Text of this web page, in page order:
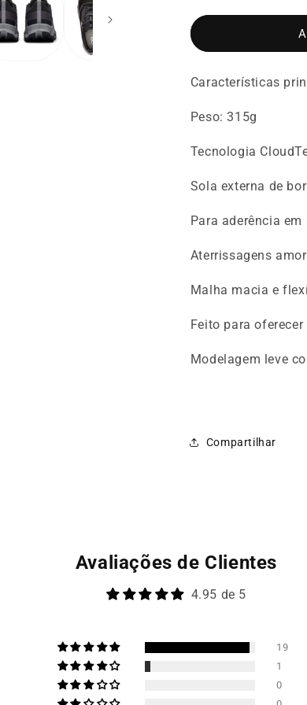
quantidade
Tênis
Running
Masculino
Características
Peso: 315g
Tecnologia
Sola externa de
Para aderência
Aterrissagens
Malha macia e
Feito para
Modelagem leve
Compartilhar
Avaliações de Clientes
4.95 de 5
19
1
0